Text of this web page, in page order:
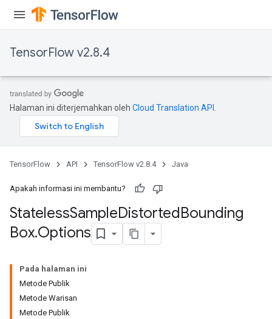
TensorFlow v2.8.4
Halaman ini diterjemahkan oleh Cloud Translation API
TensorFlow API TensorFlow v2.8.4 Java
Apakah informasi ini membantu?
StatelessSampleDistortedBounding
Box.Options
Pada halaman ini
Metode Publik
Metode Warisan
Metode Publik